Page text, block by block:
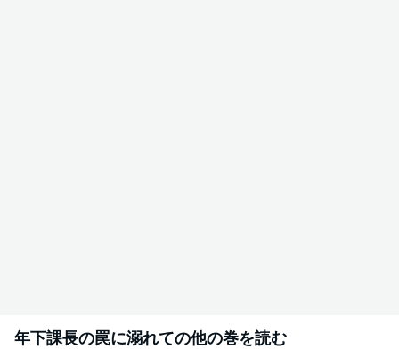
年下課長の罠に溺れての他の巻を読む